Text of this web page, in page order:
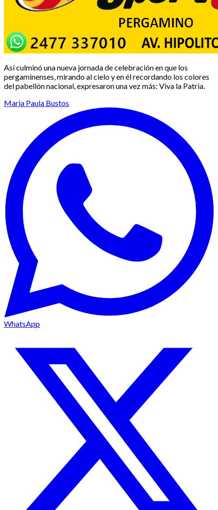
Así culminó una nueva jornada de celebración en que los
pergaminenses, mirando al cielo y en él recordando los colores
del pabellón nacional, expresaron una vez más: Viva la Patria.
Maria Paula Bustos
WhatsApp